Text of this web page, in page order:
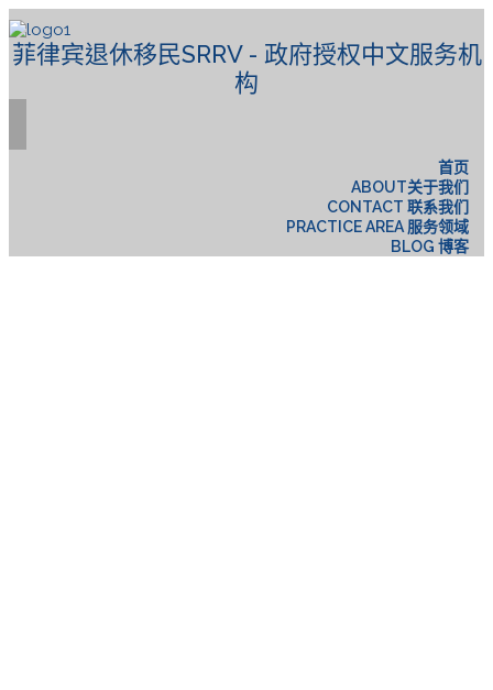
菲律宾退休移民SRRV - 政府授权中文服务机
构
首页
ABOUT关于我们
CONTACT 联系我们
PRACTICE AREA 服务领域
BLOG 博客